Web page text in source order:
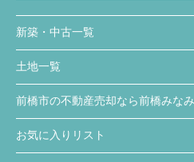
新築・中古一覧
土地一覧
前橋市の不動産売却なら前橋みな
お気に入りリスト